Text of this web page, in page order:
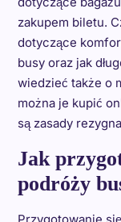
zakupem biletu.
dotyczące
busy oraz jak
wiedzieć także o
można je kupić
są zasady
Jak
podróży